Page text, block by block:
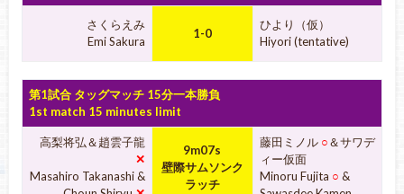
さくらえみ
Emi Sakura
1-0
ひより（仮）
Hiyori (tentative)
第1試合 タッグマッチ 15分一本勝負
1st match 15 minutes limit
高梨将弘＆趙雲子龍
✕
Masahiro Takanashi &
9m07s
壁際サムソンク
ラッチ
藤田ミノル ○＆サワデ
ィー仮面
Minoru Fujita ○ &